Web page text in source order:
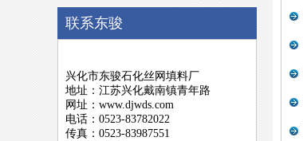
联系东骏
兴化市东骏石化丝网填料厂
地址：江苏兴化戴南镇青年路
网址：www.djwds.com
电话：0523-83782022
传真：0523-83987551